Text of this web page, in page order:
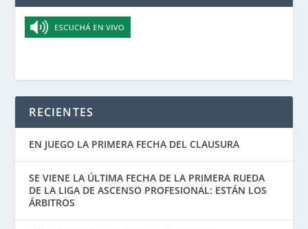
RECIENTES
EN JUEGO LA PRIMERA FECHA DEL CLAUSURA
SE VIENE LA ÚLTIMA FECHA DE LA PRIMERA RUEDA
DE LA LIGA DE ASCENSO PROFESIONAL: ESTÁN LOS
ÁRBITROS